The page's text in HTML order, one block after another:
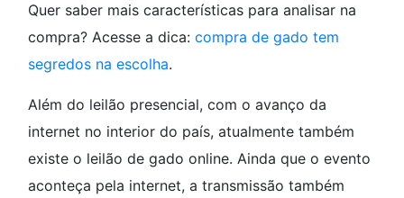
Quer saber mais características para analisar na
compra? Acesse a dica: compra de gado tem
segredos na escolha.
Além do leilão presencial, com o avanço da
internet no interior do país, atualmente também
existe o leilão de gado online. Ainda que o evento
aconteça pela internet, a transmissão também